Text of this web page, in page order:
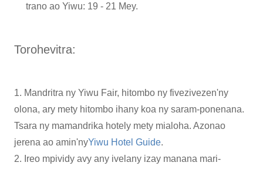
trano ao Yiwu: 19 - 21 Mey.
Torohevitra:
1. Mandritra ny Yiwu Fair, hitombo ny fivezivezen'ny
olona, ​​ary mety hitombo ihany koa ny saram-ponenana.
Tsara ny mamandrika hotely mety mialoha. Azonao
jerena ao amin'nyYiwu Hotel Guide.
2. Ireo mpividy avy any ivelany izay manana mari-